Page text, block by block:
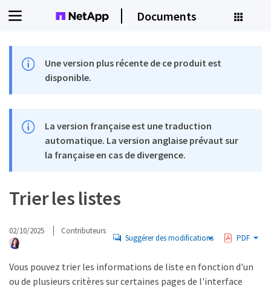
Documents
Une version plus récente de ce produit est
disponible.
La version française est une traduction
automatique. La version anglaise prévaut sur
la française en cas de divergence.
Trier les listes
02/10/2025 Contributeurs
Suggérer des modifications PDF
Vous pouvez trier les informations de liste en fonction d'un
ou de plusieurs critères sur certaines pages de l'interface